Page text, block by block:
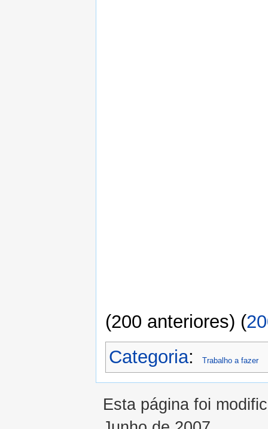
(200 anteriores) (
Categoria: Trabalho a fazer
Esta página foi